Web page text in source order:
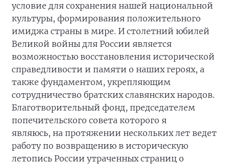
условие для сохранения нашей национальной
культуры, формирования положительного
имиджа страны в мире. И столетний юбилей
Великой войны для России является
возможностью восстановления исторической
справедливости и памяти о наших героях, а
также фундаментом, укрепляющим
сотрудничество братских славянских народов.
Благотворительный фонд, председателем
попечительского совета которого я
являюсь, на протяжении нескольких лет ведет
работу по возвращению в историческую
летопись России утраченных страниц о